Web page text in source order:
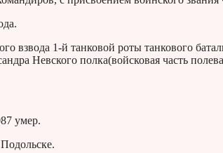
взвода 1-й танковой роты танкового
Невского полка(войсковая часть
умер.